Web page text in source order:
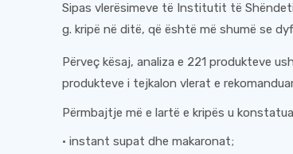
Sipas vlerësimeve të Institutit të
g. kripë në ditë, që është më shumë se
Përveç kësaj, analiza e 221 produkteve
produkteve i tejkalon vlerat e
Përmbajtje më e lartë e kripës u
• instant supat dhe makaronat;